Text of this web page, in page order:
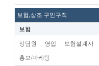
보험,상조 구인구직
보험
상담원 영업 보험설계사
홍보/마케팅